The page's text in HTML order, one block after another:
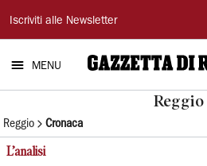
Gazzetta
di
Reggio
Iscriviti alle Newsletter
MENU
Reggio
Reggio Cronaca
L’analisi